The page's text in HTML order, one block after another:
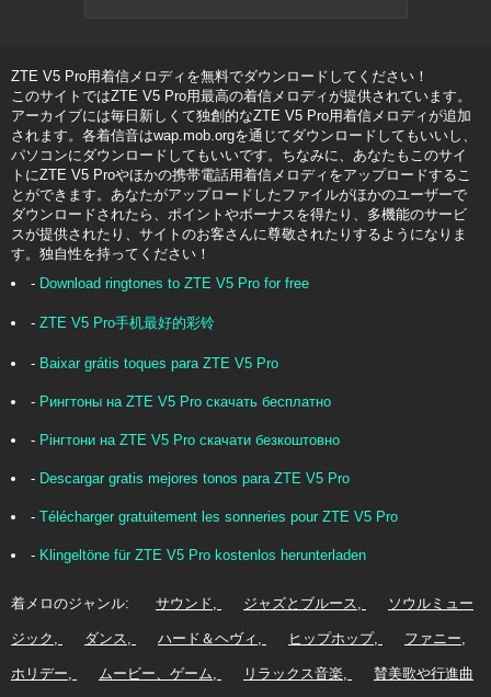
ZTE V5 Pro用着信メロディを無料でダウンロードしてください！
このサイトではZTE V5 Pro用最高の着信メロディが提供されています。
アーカイブには毎日新しくて独創的なZTE V5 Pro用着信メロディが追加
されます。各着信音はwap.mob.orgを通じてダウンロードしてもいいし、
パソコンにダウンロードしてもいいです。ちなみに、あなたもこのサイ
トにZTE V5 Proやほかの携帯電話用着信メロディをアップロードするこ
とができます。あなたがアップロードしたファイルがほかのユーザーで
ダウンロードされたら、ポイントやボーナスを得たり、多機能のサービ
スが提供されたり、サイトのお客さんに尊敬されたりするようになりま
す。独自性を持ってください！
- Download ringtones to ZTE V5 Pro for free
- ZTE V5 Pro手机最好的彩铃
- Baixar grátis toques para ZTE V5 Pro
- Рингтоны на ZTE V5 Pro скачать бесплатно
- Рінгтони на ZTE V5 Pro скачати безкоштовно
- Descargar gratis mejores tonos para ZTE V5 Pro
- Télécharger gratuitement les sonneries pour ZTE V5 Pro
- Klingeltöne für ZTE V5 Pro kostenlos herunterladen
着メロのジャンル: サウンド ジャズとブルース ソウルミュー
ジック ダンス ハード＆ヘヴィ ヒップホップ ファニー
ホリデー ムービー、ゲーム リラックス音楽 賛美歌や行進曲